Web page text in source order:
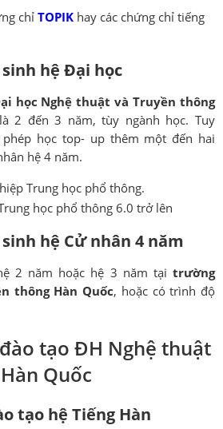
chỉ TOPIK hay các chứng chỉ tiếng
hệ Đại học
học Nghệ thuật và Truyền thông
2 đến 3 năm, tùy ngành học. Tuy
học top- up thêm một đến hai
hệ 4 năm.
Trung học phổ thông.
học phổ thông 6.0 trở lên
hệ Cử nhân 4 năm
2 năm hoặc hệ 3 năm tại trường
thông Hàn Quốc, hoặc có trình độ
tạo ĐH Nghệ thuật
Quốc
tạo hệ Tiếng Hàn